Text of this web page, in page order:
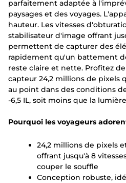
parfaitement adaptée à
paysages et des voyages.
hauteur. Les vitesses
stabilisateur d'image offrant
permettent de capturer des
rapidement qu'un battement
reste claire et nette. Profitez
capteur 24,2 millions de pixels
au point dans des conditions
-6,5 IL, soit moins que la
Pourquoi les voyageurs
24,2 millions de pixels
offrant jusqu'à 8
couper le souffle
Conception robuste,